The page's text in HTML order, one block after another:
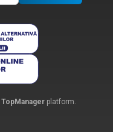
TopManager platform.